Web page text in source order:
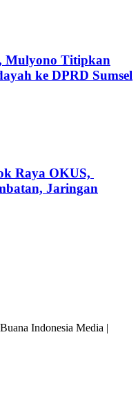
Mulyono Titipkan
ke DPRD Sumsel
Raya OKUS,
Jaringan
Indonesia Media |